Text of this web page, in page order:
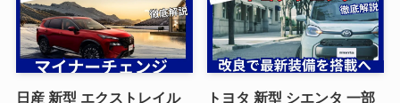
日産 新型 エクストレイル
トヨタ 新型 シエンタ 一部